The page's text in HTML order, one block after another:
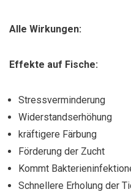
Alle Wirkungen:
Effekte auf Fische:
Stressverminderung
Widerstandserhöhung
kräftigere Färbung
Förderung der Zucht
Kommt
Schnellere Erholung der